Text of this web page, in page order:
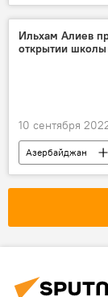
Управление
Визит
Встреча
Ильхам Алиев
открытии школы
10 сентября
Азербайджан
Бинагадинский
Эмин Амруллаев